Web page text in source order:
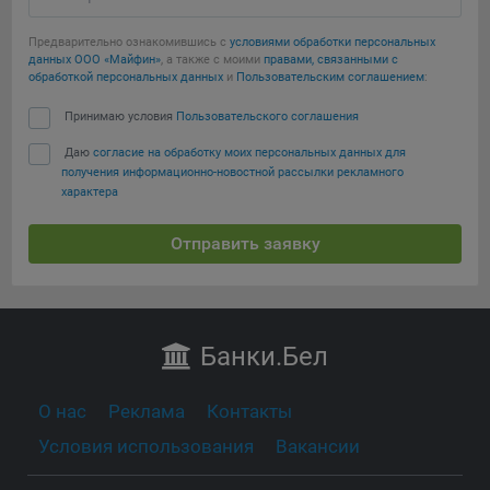
Предварительно ознакомившись с условиями обработки персональных
данных ООО «Майфин», а также с моими правами, связанными с
обработкой персональных данных и Пользовательским соглашением:
Принимаю условия Пользовательского соглашения
Даю согласие на обработку моих персональных данных для
получения информационно-новостной рассылки рекламного
характера
Отправить заявку
Банки.Бел
О нас Реклама
Контакты
Условия использования
Вакансии